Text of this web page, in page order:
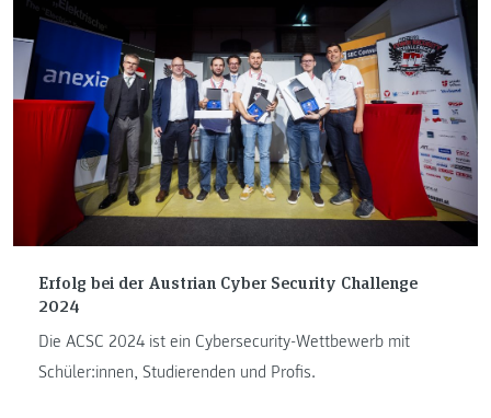
Erfolg bei der Austrian Cyber Security Challenge
2024
Die ACSC 2024 ist ein Cybersecurity-Wettbewerb mit
Schüler:innen, Studierenden und Profis.